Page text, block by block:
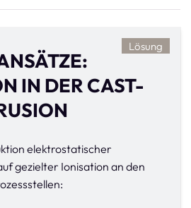
Lösung
IN DER CAST-
elektrostatischer
gezielter Ionisation an den